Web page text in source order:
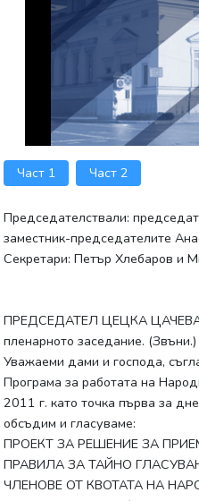
Част 1 Част 2
Председателствали:
заместник-председателите
Секретари: Петър Хлебаров и
ПРЕДСЕДАТЕЛ ЦЕЦКА ЦАЧЕВА:
пленарното заседание. (Звъни.)
Уважаеми дами и господа,
Програма за работата на
2011 г. като точка първа за
обсъдим и гласуваме:
ПРОЕКТ ЗА РЕШЕНИЕ ЗА
ПРАВИЛА ЗА ТАЙНО
ЧЛЕНОВЕ ОТ КВОТАТА НА